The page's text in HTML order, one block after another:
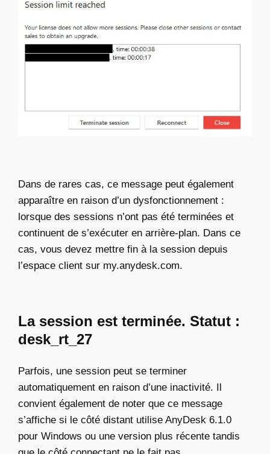
Dans de rares cas, ce message peut également
apparaître en raison d’un dysfonctionnement :
lorsque des sessions n’ont pas été terminées et
continuent de s’exécuter en arrière-plan. Dans ce
cas, vous devez mettre fin à la session depuis
l’espace client sur my.anydesk.com.
La session est terminée. Statut :
desk_rt_27
Parfois, une session peut se terminer
automatiquement en raison d’une inactivité. Il
convient également de noter que ce message
s’affiche si le côté distant utilise AnyDesk 6.1.0
pour Windows ou une version plus récente tandis